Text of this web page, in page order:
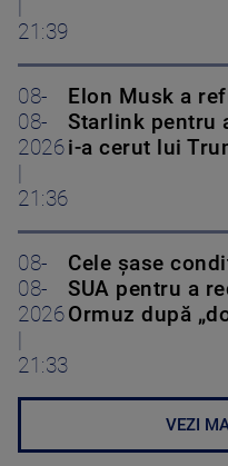
21:39
08-
08-
2026
21:36
Elon Musk a
Starlink pentru
i-a cerut lui
08-
08-
2026
21:33
Cele șase
SUA pentru a
Ormuz după
VEZI